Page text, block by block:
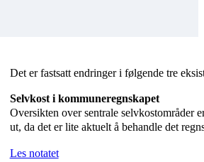
Det er fastsatt endringer i følgende tre
Selvkost i kommuneregnskapet
Oversikten over sentrale selvkostområder
ut, da det er lite aktuelt å behandle det
Les notatet